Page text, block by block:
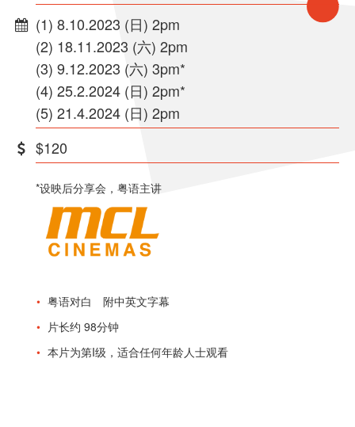
(1) 8.10.2023 (日) 2pm
(2) 18.11.2023 (六) 2pm
(3) 9.12.2023 (六) 3pm*
(4) 25.2.2024 (日) 2pm*
(5) 21.4.2024 (日) 2pm
$120
*设映后分享会，粤语主讲
粤语对白 附中英文字幕
片长约 98分钟
本片为第I级，适合任何年龄人士观看